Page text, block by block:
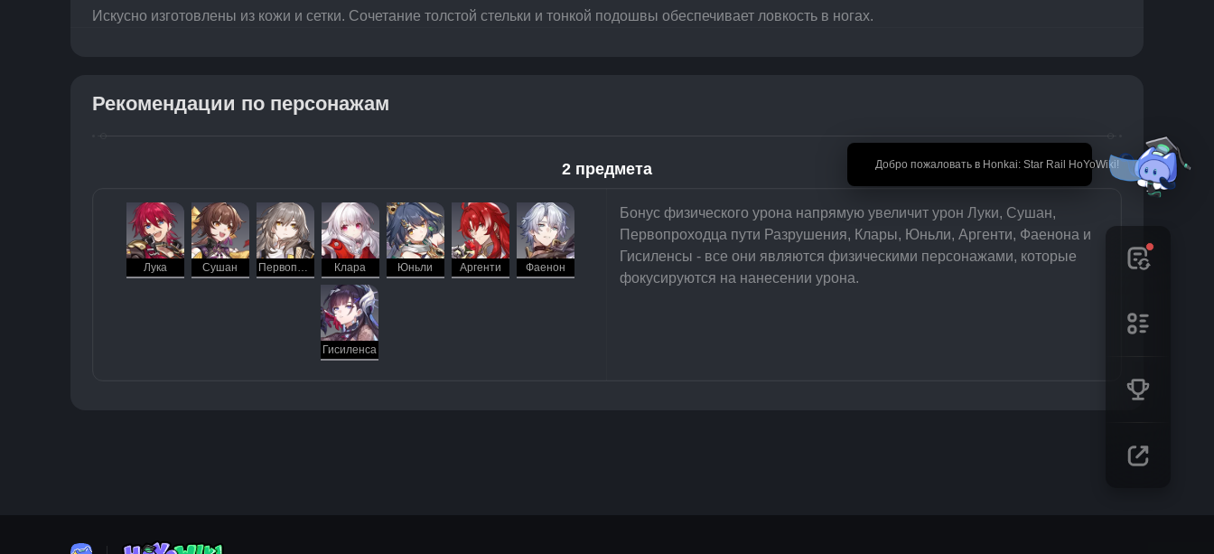
🎉 Добро пожаловать в Honkai: Star Rail HoYoWiki!
Искусно изготовлены из кожи и сетки. Сочетание толстой стельки и тонкой подошвы обеспечивает ловкость в ногах.
Рекомендации по персонажам
2 предмета
Лука Сушан Первопроходец (Разрушение) Клара Юньли Аргенти Фаенон
Гисиленса
Бонус физического урона напрямую увеличит урон Луки, Сушан,
Первопроходца пути Разрушения, Клары, Юньли, Аргенти, Фаенона и
Гисиленсы - все они являются физическими персонажами, которые
фокусируются на нанесении урона.